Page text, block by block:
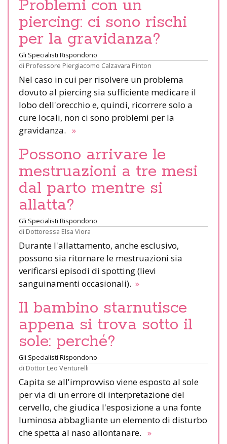
Problemi con un
piercing: ci sono rischi
per la gravidanza?
Gli Specialisti Rispondono
di Professore Piergiacomo Calzavara Pinton
Nel caso in cui per risolvere un problema
dovuto al piercing sia sufficiente medicare il
lobo dell'orecchio e, quindi, ricorrere solo a
cure locali, non ci sono problemi per la
gravidanza. »
Possono arrivare le
mestruazioni a tre mesi
dal parto mentre si
allatta?
Gli Specialisti Rispondono
di Dottoressa Elsa Viora
Durante l'allattamento, anche esclusivo,
possono sia ritornare le mestruazioni sia
verificarsi episodi di spotting (lievi
sanguinamenti occasionali). »
Il bambino starnutisce
appena si trova sotto il
sole: perché?
Gli Specialisti Rispondono
di Dottor Leo Venturelli
Capita se all'improvviso viene esposto al sole
per via di un errore di interpretazione del
cervello, che giudica l'esposizione a una fonte
luminosa abbagliante un elemento di disturbo
che spetta al naso allontanare. »